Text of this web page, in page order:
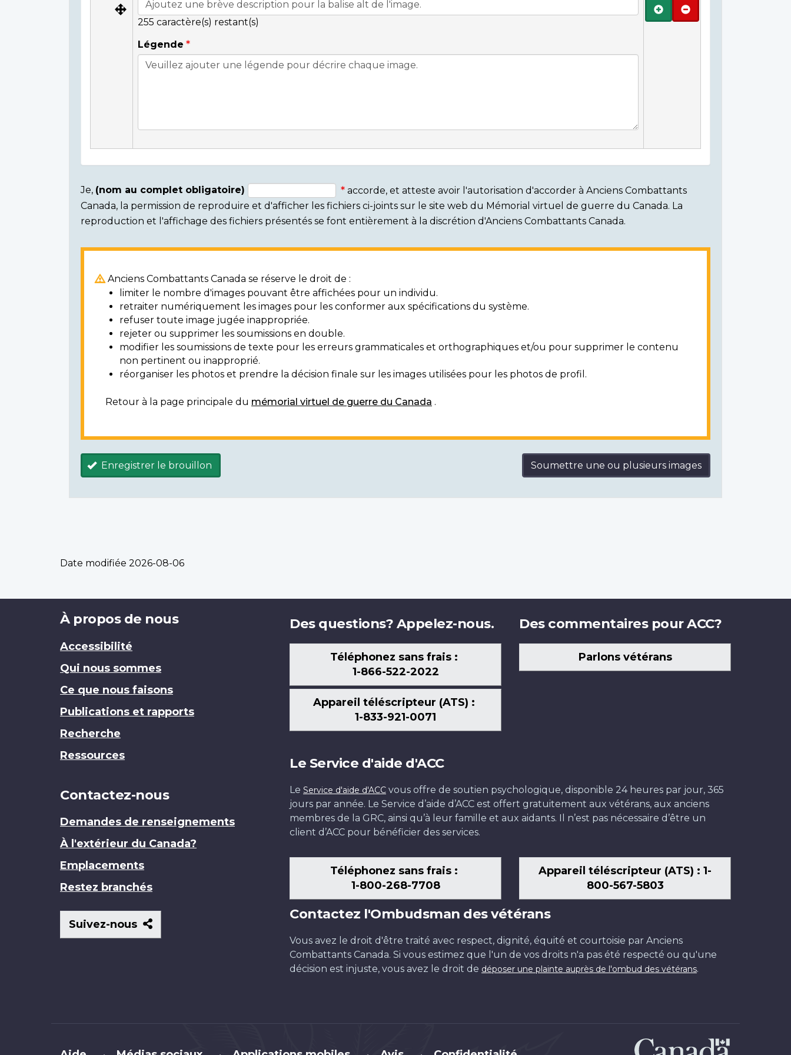
255 caractère(s) restant(s)
Légende
AjouterRetirer
Consent
section
Je, (nom au complet obligatoire)
accorde, et atteste avoir l'autorisation d'accorder à Anciens Combattants
Canada, la permission de reproduire et d'afficher les fichiers ci-joints sur le site web du Mémorial virtuel de guerre du Canada. La
reproduction et l'affichage des fichiers présentés se font entièrement à la discrétion d'Anciens Combattants Canada.
Anciens Combattants Canada se réserve le droit de :
limiter le nombre d'images pouvant être affichées pour un individu.
retraiter numériquement les images pour les conformer aux spécifications du système.
refuser toute image jugée inappropriée.
rejeter ou supprimer les soumissions en double.
modifier les soumissions de texte pour les erreurs grammaticales et orthographiques et/ou pour supprimer le contenu
non pertinent ou inapproprié.
réorganiser les photos et prendre la décision finale sur les images utilisées pour les photos de profil.
Retour à la page principale du mémorial virtuel de guerre du Canada .
Enregistrer le brouillon Soumettre une ou plusieurs images
Date modifiée 2026-08-06
Brand
À propos de nous
Accessibilité
Qui nous sommes
Ce que nous faisons
Publications et rapports
Recherche
Ressources
Contactez-nous
Demandes de renseignements
À l'extérieur du Canada?
Emplacements
Restez branchés
Suivez-nous
Suivez-
nous
Des questions? Appelez-nous.
Téléphonez sans frais :
1-866-522-2022
Appareil téléscripteur (ATS) :
1-833-921-0071
Des commentaires pour ACC?
Parlons vétérans
Le Service d'aide d'ACC
Le Service d'aide d'ACC vous offre de soutien psychologique, disponible 24 heures par jour, 365
jours par année. Le Service d’aide d’ACC est offert gratuitement aux vétérans, aux anciens
membres de la GRC, ainsi qu’à leur famille et aux aidants. Il n’est pas nécessaire d’être un
client d’ACC pour bénéficier des services.
Téléphonez sans frais :
1-800-268-7708
Appareil téléscripteur (ATS) : 1-
800-567-5803
Contactez l'Ombudsman des vétérans
Vous avez le droit d'être traité avec respect, dignité, équité et courtoisie par Anciens
Combattants Canada. Si vous estimez que l'un de vos droits n'a pas été respecté ou qu'une
décision est injuste, vous avez le droit de déposer une plainte auprès de l'ombud des vétérans.
Brand